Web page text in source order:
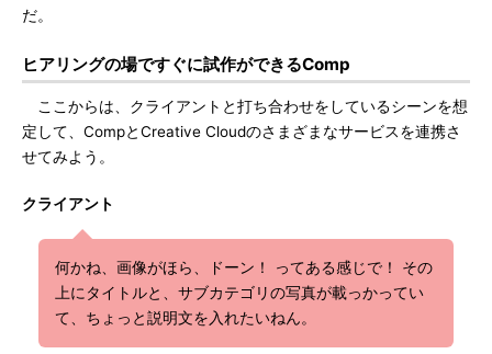
だ。
ヒアリングの場ですぐに試作ができるComp
ここからは、クライアントと打ち合わせをしているシーンを想
定して、CompとCreative Cloudのさまざまなサービスを連携さ
せてみよう。
クライアント
何かね、画像がほら、ドーン！ ってある感じで！ その
上にタイトルと、サブカテゴリの写真が載っかってい
て、ちょっと説明文を入れたいねん。